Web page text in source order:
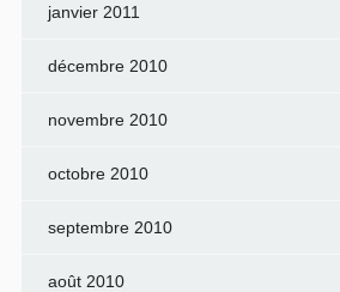
janvier 2011
décembre 2010
novembre 2010
octobre 2010
septembre 2010
août 2010